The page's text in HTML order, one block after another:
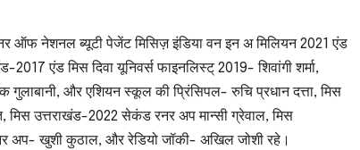
ऑफ नेशनल ब्यूटी पेजेंट मिसिज़ इंडिया वन इन अ मिलियन 2021 एंड
एंड मिस दिवा यूनिवर्स फाइनलिस्ट् 2019- शिवांगी शर्मा,
और एशियन स्कूल की प्रिंसिपल- रुचि प्रधान दत्ता, मिस
मिस उत्तराखंड-2022 सेकंड रनर अप मान्सी ग्रेवाल, मिस
अप- खुशी कुठाल, और रेडियो जॉकी- अखिल जोशी रहे।